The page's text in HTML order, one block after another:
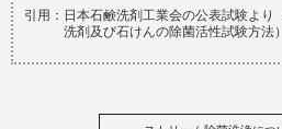
引用：日本石鹸洗剤工業会の公表試験より
洗剤及び石けんの除菌活性試験方法）